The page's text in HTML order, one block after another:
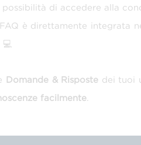
possibilità di accedere alla
è direttamente integrata
Domande & Risposte dei tuoi
facilmente